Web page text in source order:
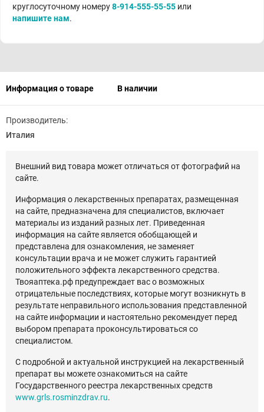
круглосуточному номеру8-914-555-55-55 или
напишите нам.
Информация о товаре В наличии
Производитель:
Италия
Внешний вид товара может отличаться от фотографий на
сайте.
Информация о лекарственных препаратах, размещенная
на сайте, предназначена для специалистов, включает
материалы из изданий разных лет. Приведенная
информация на сайте является обобщающей и
представлена для ознакомления, не заменяет
консультации врача и не может служить гарантией
положительного эффекта лекарственного средства.
Твояаптека.рф предупреждает вас о возможных
отрицательные последствиях, которые могут возникнуть в
результате неправильного использования представленной
на сайте информации и настоятельно рекомендует перед
выбором препарата проконсультироваться со
специалистом.
С подробной и актуальной инструкцией на лекарственный
препарат вы можете ознакомиться на сайте
Государственного реестра лекарственных средств
www.grls.rosminzdrav.ru.